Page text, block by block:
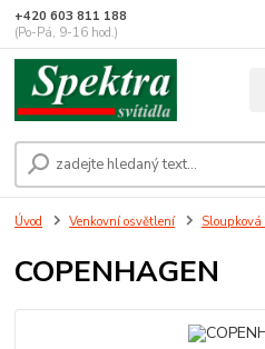
+420 603 811 188
(Po-Pá, 9-16 hod.)
Úvod Venkovní osvětlení
COPENHAGEN